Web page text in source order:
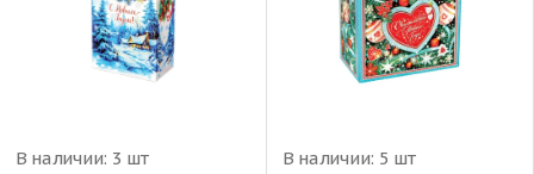
В наличии: 3 шт В наличии: 5 шт